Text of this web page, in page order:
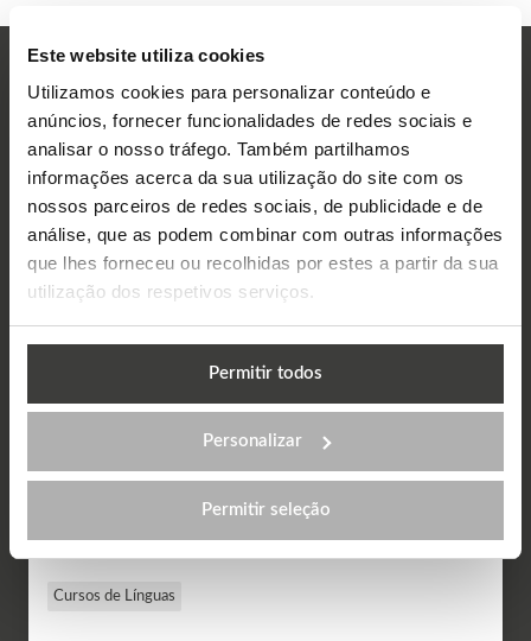
Este website utiliza cookies
Utilizamos cookies para personalizar conteúdo e
anúncios, fornecer funcionalidades de redes sociais e
analisar o nosso tráfego. Também partilhamos
informações acerca da sua utilização do site com os
nossos parceiros de redes sociais, de publicidade e de
análise, que as podem combinar com outras informações
que lhes forneceu ou recolhidas por estes a partir da sua
utilização dos respetivos serviços.
Permitir todos
Personalizar
Permitir seleção
Ver mais
Testemunhos
Cursos de Línguas